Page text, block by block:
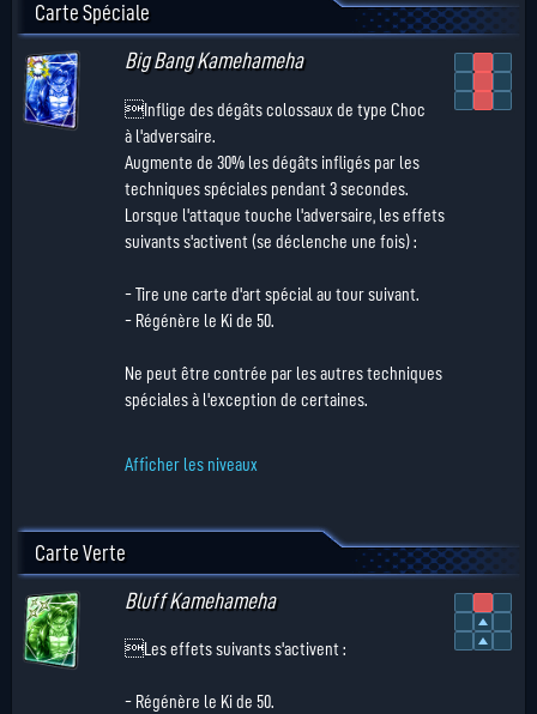
Carte Spéciale
Big Bang Kamehameha
Inflige des dégâts colossaux de type Choc
à l'adversaire.
Augmente de 30% les dégâts infligés par les
techniques spéciales pendant 3 secondes.
Lorsque l'attaque touche l'adversaire, les effets
suivants s'activent (se déclenche une fois) :
- Tire une carte d'art spécial au tour suivant.
- Régénère le Ki de 50.
Ne peut être contrée par les autres techniques
spéciales à l'exception de certaines.
Afficher les niveaux
Carte Verte
Bluff Kamehameha
Les effets suivants s'activent :
- Régénère le Ki de 50.